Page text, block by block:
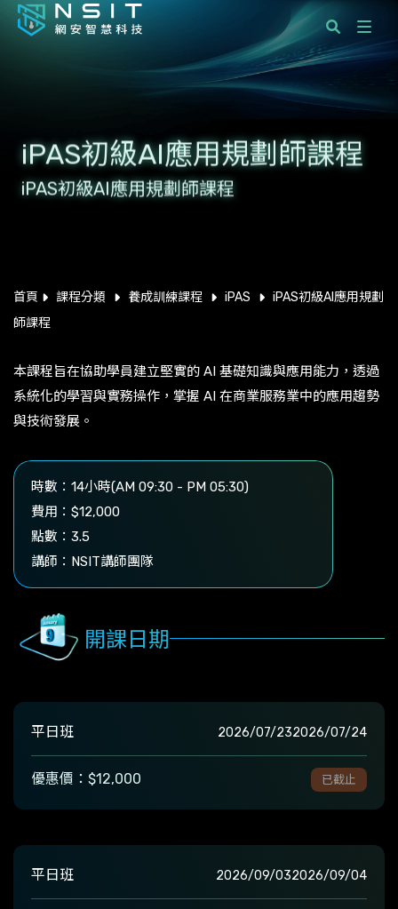
業服務
於網安智慧科技
絡我們
iPAS初級AI應用規劃師課程
iPAS初級AI應用規劃師課程
首頁 課程分類 養成訓練課程 iPAS
iPAS初級AI應用規劃
師課程
本課程旨在協助學員建立堅實的 AI 基礎知識與應用能力，透過
系統化的學習與實務操作，掌握 AI 在商業服務業中的應用趨勢
與技術發展。
時數：14小時(AM 09:30 - PM 05:30)
費用：$12,000
點數：3.5
講師：NSIT講師團隊
開課日期
平日班 2026/07/232026/07/24
優惠價：$12,000 已截止
平日班 2026/09/032026/09/04